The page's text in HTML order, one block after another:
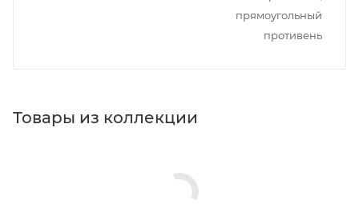
прямоугольный
противень
Товары из коллекции